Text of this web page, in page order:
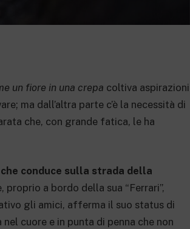
un fiore in una crepa coltiva aspirazioni
ma dall’altra parte c’è la necessità di
che, con grande fatica, le ha
conduce sulla strada della
proprio a bordo della sua “Ferrari”,
gli amici, afferma il suo status di
cuore e in punta di penna che non